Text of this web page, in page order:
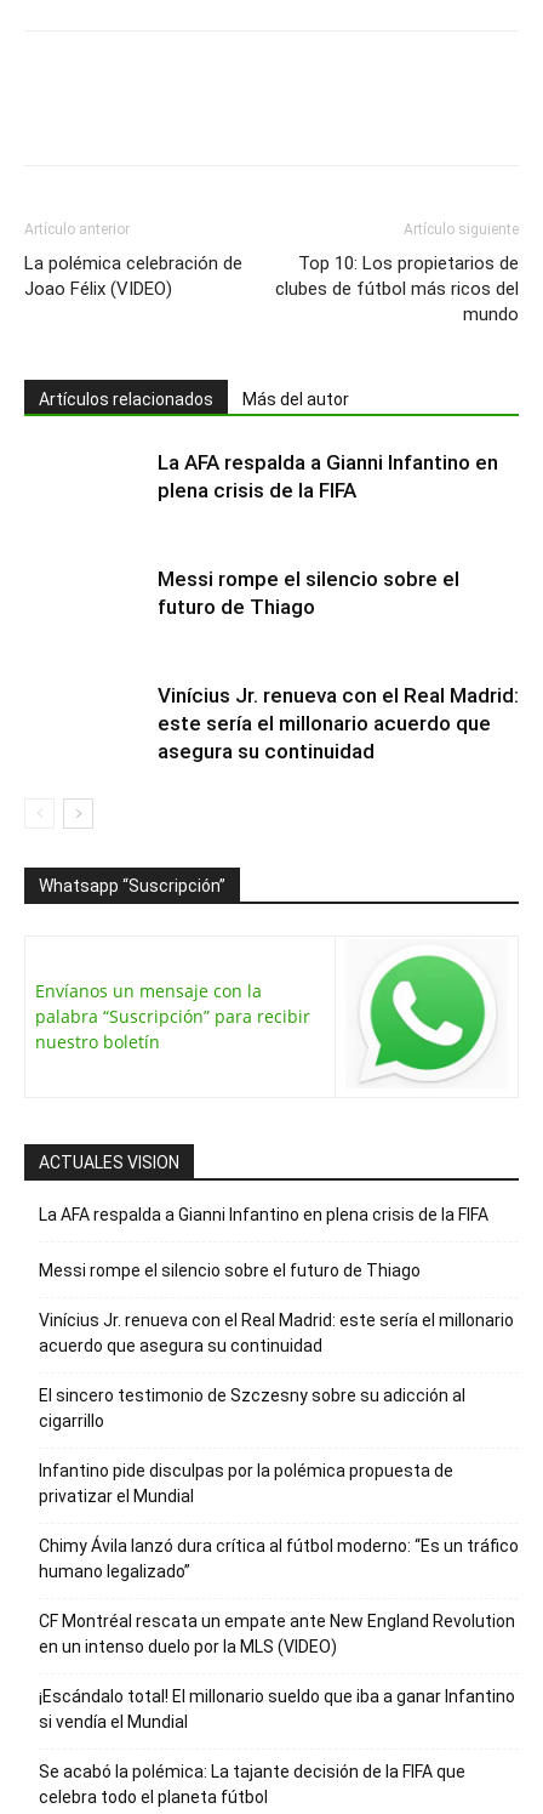
Artículo anterior
La polémica celebración de
Joao Félix (VIDEO)
Artículo siguiente
Top 10: Los propietarios de
clubes de fútbol más ricos del
mundo
Artículos relacionados Más del autor
La AFA respalda a Gianni Infantino en
plena crisis de la FIFA
Messi rompe el silencio sobre el
futuro de Thiago
Vinícius Jr. renueva con el Real Madrid:
este sería el millonario acuerdo que
asegura su continuidad
Whatsapp “Suscripción”
Envíanos un mensaje con la
palabra “Suscripción” para recibir
nuestro boletín
ACTUALES VISION
La AFA respalda a Gianni Infantino en plena crisis de la FIFA
Messi rompe el silencio sobre el futuro de Thiago
Vinícius Jr. renueva con el Real Madrid: este sería el millonario
acuerdo que asegura su continuidad
El sincero testimonio de Szczesny sobre su adicción al
cigarrillo
Infantino pide disculpas por la polémica propuesta de
privatizar el Mundial
Chimy Ávila lanzó dura crítica al fútbol moderno: “Es un tráfico
humano legalizado”
CF Montréal rescata un empate ante New England Revolution
en un intenso duelo por la MLS (VIDEO)
¡Escándalo total! El millonario sueldo que iba a ganar Infantino
si vendía el Mundial
Se acabó la polémica: La tajante decisión de la FIFA que
celebra todo el planeta fútbol